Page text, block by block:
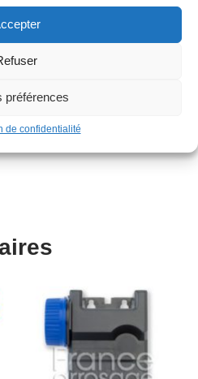
préférences
de confidentialité